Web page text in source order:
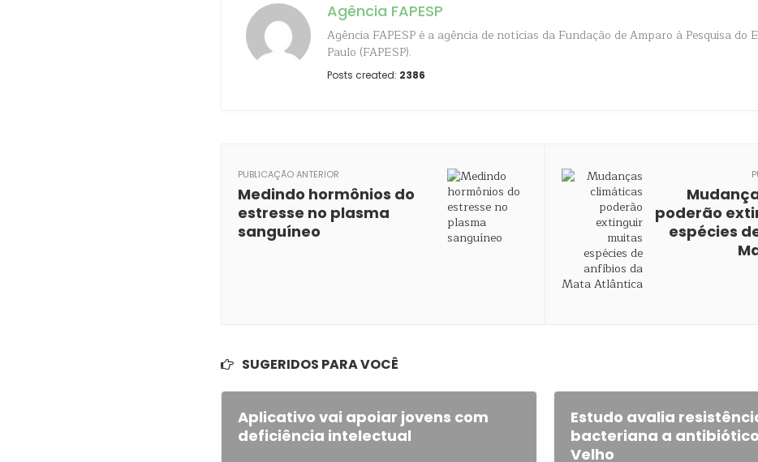
Agência FAPESP
Agência FAPESP é a agência de notícias da Fundação de Amparo à Pesquisa do
Paulo (FAPESP).
Posts created: 2386
PUBLICAÇÃO ANTERIOR
Medindo hormônios do
estresse no plasma
sanguíneo
poderão
espécies
SUGERIDOS PARA VOCÊ
Aplicativo vai apoiar jovens com
deficiência intelectual
Estudo avalia
bacteriana a
Velho